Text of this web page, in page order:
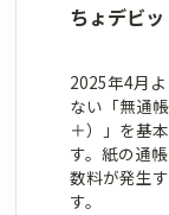
ちょデビ
2025年4月
ない「無通
＋）」を基
す。紙の通
数料が発生
す。